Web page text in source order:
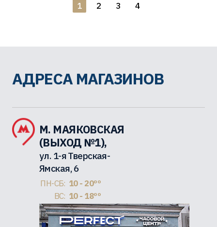
1 2 3 4
АДРЕСА МАГАЗИНОВ
М. МАЯКОВСКАЯ
(ВЫХОД №1),
ул. 1-я Тверская-
Ямская, 6
ПН-СБ: 10 - 20ºº
ВС: 10 - 18ºº